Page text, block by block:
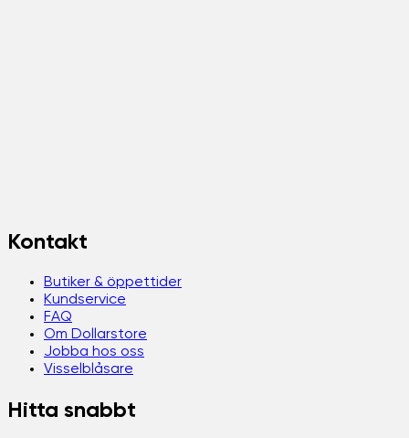
Kontakt
Butiker & öppettider
Kundservice
FAQ
Om Dollarstore
Jobba hos oss
Visselblåsare
Hitta snabbt